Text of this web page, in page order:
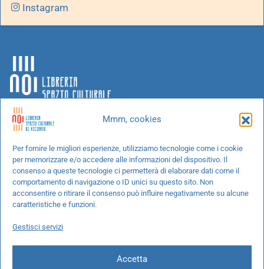
Mmm, cookies
Per fornire le migliori esperienze, utilizziamo tecnologie come i cookie
per memorizzare e/o accedere alle informazioni del dispositivo. Il
consenso a queste tecnologie ci permetterà di elaborare dati come il
comportamento di navigazione o ID unici su questo sito. Non
acconsentire o ritirare il consenso può influire negativamente su alcune
caratteristiche e funzioni.
Gestisci servizi
Accetta
Instagram
Chi siamo
Progetti speciali
Richiedi un libro
Spedizioni
Cookie Policy